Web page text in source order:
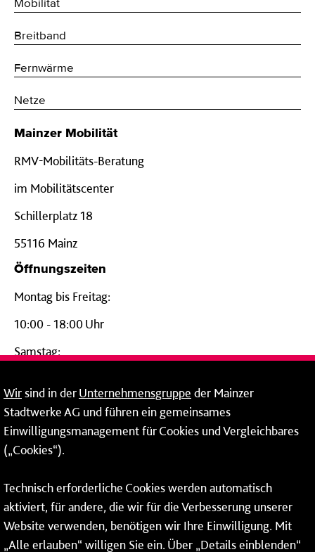
Mobilität
Breitband
Fernwärme
Netze
Mainzer Mobilität
RMV-Mobilitäts-Beratung
im Mobilitätscenter
Schillerplatz 18
55116 Mainz
Öffnungszeiten
Montag bis Freitag:
10:00 - 18:00 Uhr
Samstag:
24-Stunden-Telefon*
06131 – 12 77 77
Fax: 06131 – 12 66 66
* Montags bis freitags bis 7 und ab 18 Uhr sowie an
Wochenenden und Feiertagen ganztags werden Ihre
Anrufe je nach Themenauswahl an ein Callcenter des
Wirsind in derUnternehmensgruppe der Mainzer
Stadtwerke AG und führen ein gemeinsames
Einwilligungsmanagement für Cookies und Vergleichbares
(„Cookies“).
Technisch erforderliche Cookies werden automatisch
aktiviert, für andere, die wir für die Verbesserung unserer
Website verwenden, benötigen wir Ihre Einwilligung. Mit
„Alle erlauben“ willigen Sie ein. Über „Details einblenden“